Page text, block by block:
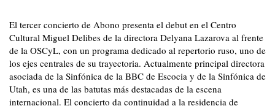
El tercer concierto de Abono presenta el debut en el Centro
Cultural Miguel Delibes de la directora Delyana Lazarova al frente
de la OSCyL, con un programa dedicado al repertorio ruso, uno de
los ejes centrales de su trayectoria. Actualmente principal directora
asociada de la Sinfónica de la BBC de Escocia y de la Sinfónica de
Utah, es una de las batutas más destacadas de la escena
internacional. El concierto da continuidad a la residencia de